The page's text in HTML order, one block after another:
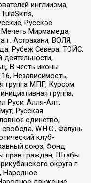
инглиизма,
Русское
Мечеть Мирмамеда,
г. Астрахани, ВОЛЯ,
Рубеж Севера, ТОЙС,
деятельности,
В честь иконы
Независимость,
группа МПГ, Курсом
группа,
Руси, Алля-Аят,
Русская
единство,
W.H.С., Фалунь
клуб-
союз, Фонд
прав граждан, Штабы
округа г.
Народное